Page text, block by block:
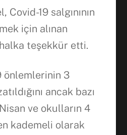
Covid-19 salgınının
için alınan
teşekkür etti.
önlemlerinin 3
ancak bazı
ve okulların 4
kademeli olarak